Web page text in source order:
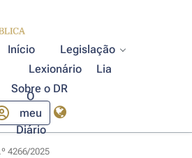
Início
Legislação
Lexionário
Lia
Sobre o DR
O
meu
Diário
4266/2025